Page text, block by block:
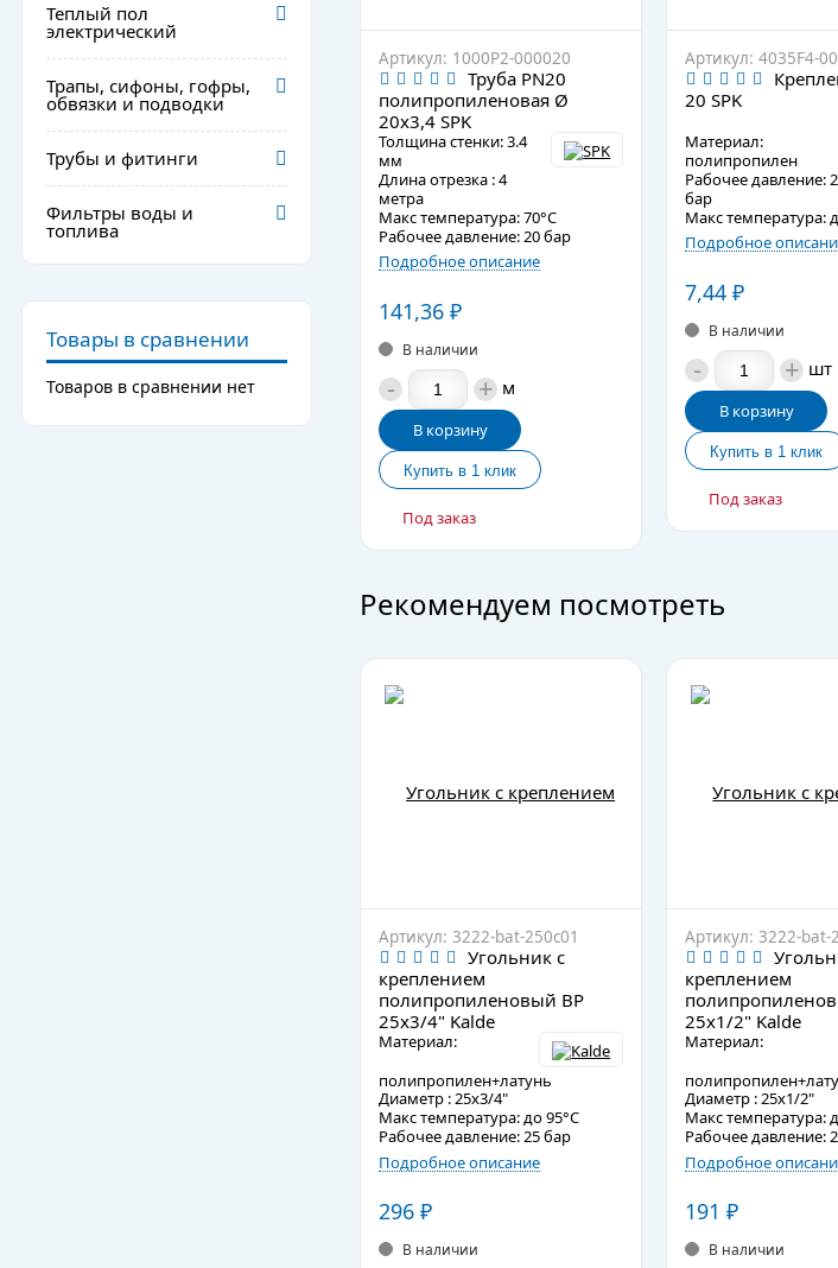
Теплый пол
электрический
Трапы, сифоны, гофры,
обвязки и подводки
Трубы и фитинги
Фильтры воды и
топлива
Товары в сравнении
Товаров в сравнении нет
Артикул: 1000P2-000020
Труба PN20
полипропиленовая Ø
20х3,4 SPK
Толщина стенки: 3.4
мм
Длина отрезка : 4
метра
Макс температура: 70°C
Рабочее давление: 20 бар
Подробное описание
141,36 ₽
В наличии
- + м
В корзину
Под заказ
Артикул: 4035F4-
20 SPK
Материал:
полипропилен
Рабочее давление:
бар
Макс температура:
Подробное
7,44₽
В наличии
- + шт
В корзину
Под заказ
Рекомендуем посмотреть
Артикул: 3222-bat-250c01
Угольник с
креплением
полипропиленовый ВР
25x3/4" Kalde
Материал:
полипропилен+латунь
Диаметр : 25x3/4"
Макс температура: до 95°C
Рабочее давление: 25 бар
Подробное описание
296 ₽
В наличии
Артикул: 3222-bat-
креплением
25х1/2" Kalde
Материал:
Диаметр : 25х1/2"
Макс температура:
Рабочее давление:
Подробное
191₽
В наличии